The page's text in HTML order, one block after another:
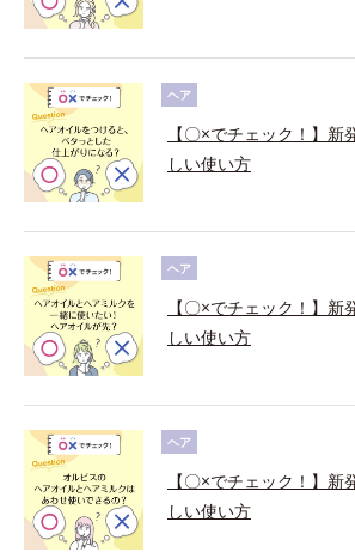
ヘア
【〇×でチェック！】
しい使い方
ヘア
【〇×でチェック！】
しい使い方
ヘア
【〇×でチェック！】
しい使い方